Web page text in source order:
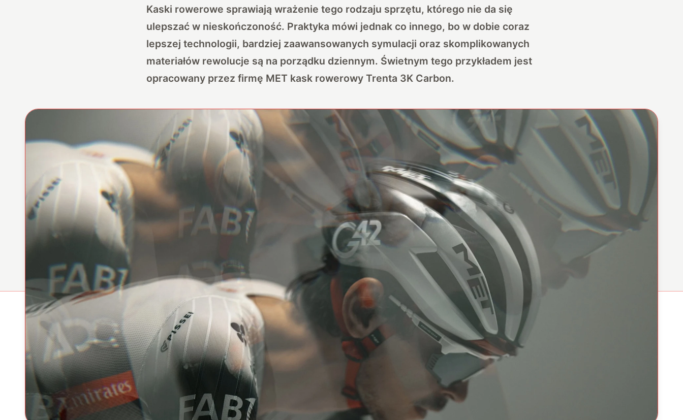
Kaski rowerowe sprawiają wrażenie tego rodzaju sprzętu, którego nie da się
ulepszać w nieskończoność. Praktyka mówi jednak co innego, bo w dobie coraz
lepszej technologii, bardziej zaawansowanych symulacji oraz skomplikowanych
materiałów rewolucje są na porządku dziennym. Świetnym tego przykładem jest
opracowany przez firmę MET kask rowerowy Trenta 3K Carbon.